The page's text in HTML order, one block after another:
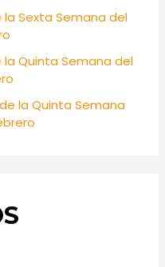
la Sexta Semana del
la Quinta Semana del
la Quinta Semana